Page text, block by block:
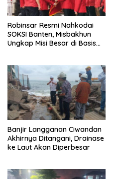
Robinsar Resmi Nahkodai
SOKSI Banten, Misbakhun
Ungkap Misi Besar di Basis
Banjir Langganan Ciwandan
Akhirnya Ditangani, Drainase
ke Laut Akan Diperbesar